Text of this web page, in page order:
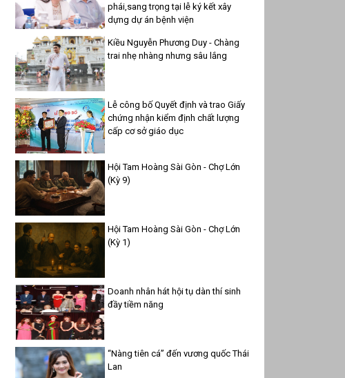
phái,sang trọng tại lễ ký kết xây
dựng dự án bệnh viện
Kiều Nguyễn Phương Duy - Chàng
trai nhẹ nhàng nhưng sâu lắng
Lễ công bố Quyết định và trao Giấy
chứng nhận kiểm định chất lượng
cấp cơ sở giáo dục
Hội Tam Hoàng Sài Gòn - Chợ Lớn
(Kỳ 9)
Hội Tam Hoàng Sài Gòn - Chợ Lớn
(Kỳ 1)
Doanh nhân hát hội tụ dàn thí sinh
đầy tiềm năng
“Nàng tiên cá” đến vương quốc Thái
Lan